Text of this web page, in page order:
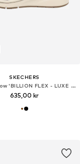
SKECHERS
Sneaker low 'BILLION FLEX - LUXE UP'
635,00 kr